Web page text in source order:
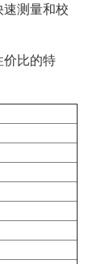
测量和校
价比的特